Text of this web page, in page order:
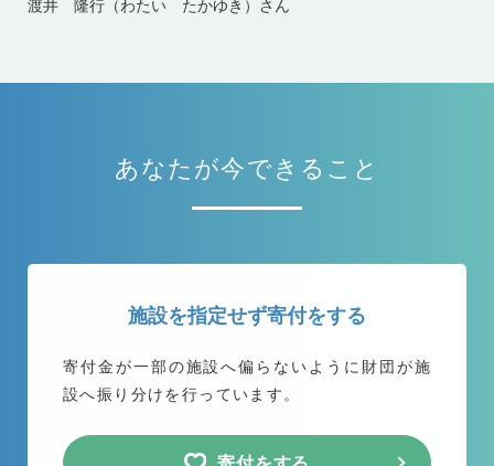
あなたが今できること
施設を指定せず寄付をする
寄付金が一部の施設へ偏らないように 財団が施
設へ振り分けを行っています。